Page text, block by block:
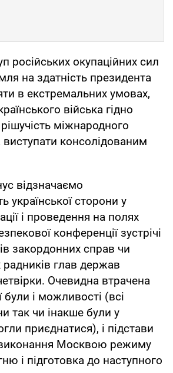
російських окупаційних сил
на здатність президента
в екстремальних умовах,
війська гідно
міжнародного
виступати консолідованим
відзначаємо
української сторони у
і проведення на полях
конференції зустрічі
закордонних справ чи
глав держав
Очевидна втрачена
були і можливості (всі
так чи інакше були у
приєднатися), і підстави
Москвою режиму
і підготовка до наступного